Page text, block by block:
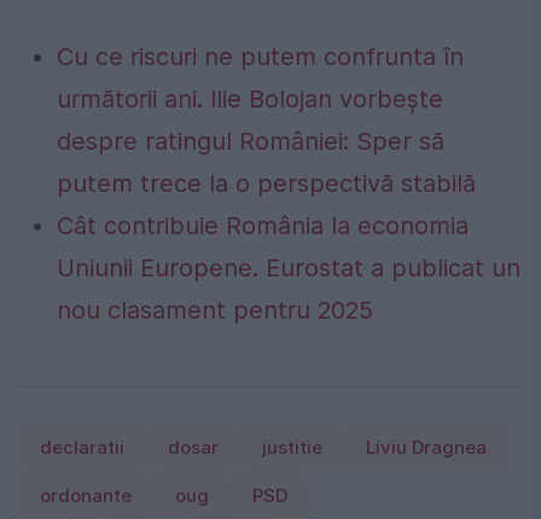
Cu ce riscuri ne putem confrunta în
următorii ani. Ilie Bolojan vorbește
despre ratingul României: Sper să
putem trece la o perspectivă stabilă
Cât contribuie România la economia
Uniunii Europene. Eurostat a publicat un
nou clasament pentru 2025
declaratii dosar justitie Liviu Dragnea
ordonante oug PSD